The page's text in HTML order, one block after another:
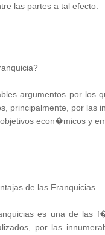
las partes a tal efecto.
argumentos por los
principalmente, por las
econ�micos y
de las Franquicias
es una de las
por las